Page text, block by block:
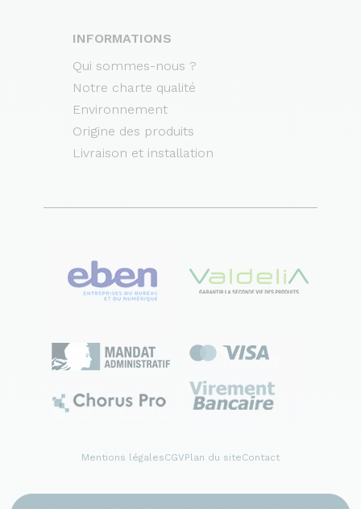
INFORMATIONS
Qui sommes-nous ?
Notre charte qualité
Environnement
Origine des produits
Livraison et installation
Mentions légalesCGVPlan du siteContact